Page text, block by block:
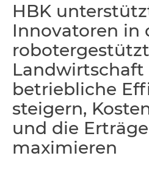
HBK
Innovatoren in
Landwirtschaft
betriebliche
steigern,
und die
maximieren